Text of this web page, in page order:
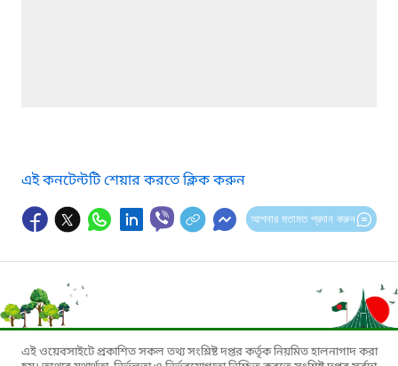
এই কনটেন্টটি শেয়ার করতে ক্লিক করুন
আপনার মতামত প্রদান করুন
এই ওয়েবসাইটে প্রকাশিত সকল তথ্য সংশ্লিষ্ট দপ্তর কর্তৃক নিয়মিত হালনাগাদ করা